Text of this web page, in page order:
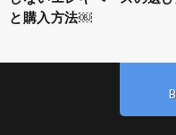
と購入方法￼